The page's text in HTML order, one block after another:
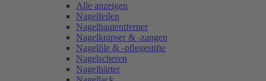
Alle anzeigen
Nagelfeilen
Nagelhautentferner
Nagelknipser & -zangen
Nagelöle & -pflegestifte
Nagelscheren
Nagelhärter